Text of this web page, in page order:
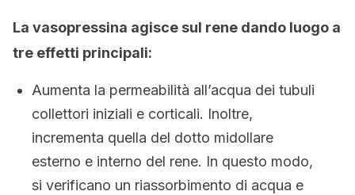
La vasopressina agisce sul rene dando luogo a
tre effetti principali:
Aumenta la permeabilità all’acqua dei tubuli
collettori iniziali e corticali. Inoltre,
incrementa quella del dotto midollare
esterno e interno del rene. In questo modo,
si verificano un riassorbimento di acqua e